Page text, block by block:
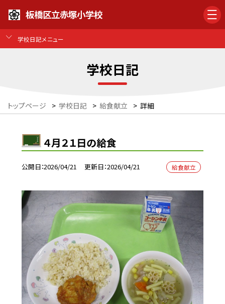
板橋区立赤塚小学校
学校日記メニュー
学校日記
トップページ > 学校日記 > 給食献立 > 詳細
４月２１日の給食
公開日 2026/04/21 更新日 2026/04/21 給食献立